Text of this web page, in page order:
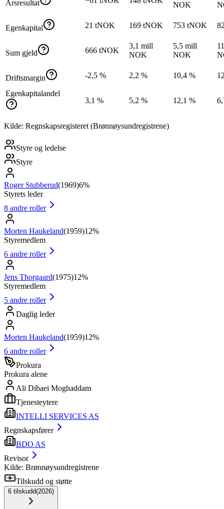
Årsresultat NOK
Egenkapital 21 tNOK 169 tNOK 753 tNOK
Sum gjeld 666 tNOK
3,1 mill
NOK
5,5 mill
NOK
Driftsmargin -2,5 % 2,2 % 10,4 %
Egenkapitalandel
3,1 %
5,2 % 12,1 %
Kilde: Regnskapsregisteret (Brønnøysundregistrene)
Styre og ledelse
Styre
Roger Stubberud(1969)6%
Styrets leder
8 andre roller
Morten Haukeland(1959)12%
Styremedlem
6 andre roller
Jens Thorgaard(1975)12%
Styremedlem
5 andre roller
Daglig leder
Morten Haukeland(1959)12%
6 andre roller
Prokura
Prokura alene
Ali Dibaei Moghaddam
Tjenesteytere
INTELLI SERVICES AS
Regnskapsfører
BDO AS
Revisor
Kilde: Brønnøysundregistrene
Tilskudd og støtte
6 tilskudd(2026)